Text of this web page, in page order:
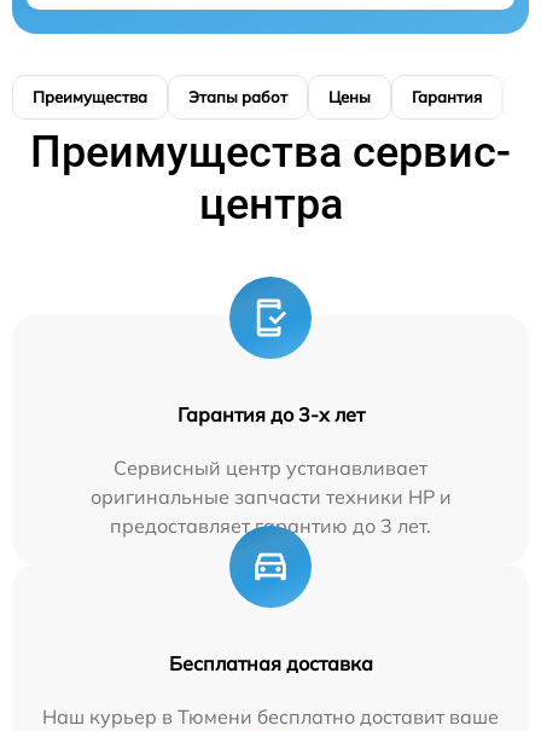
Преимущества Этапы работ Цены Гарантия
Преимущества сервис-
центра
Гарантия до 3-х лет
Сервисный центр устанавливает
оригинальные запчасти техники HP и
предоставляет гарантию до 3 лет.
Бесплатная доставка
Наш курьер в Тюмени бесплатно доставит ваше